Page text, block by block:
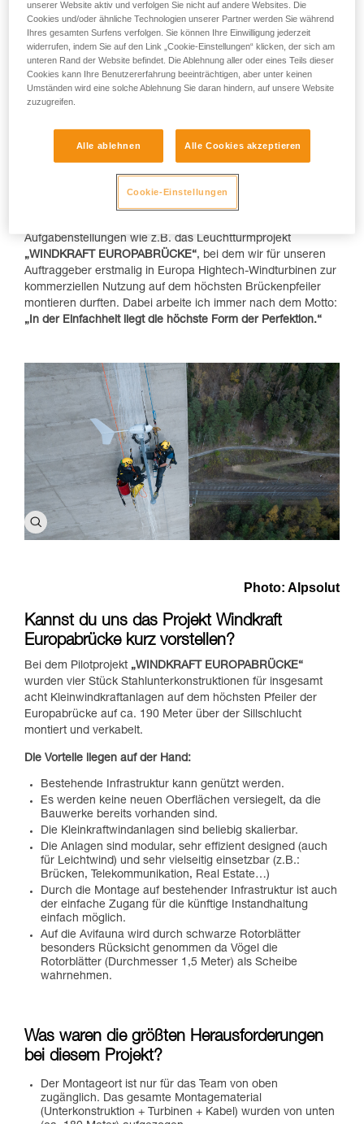
dem Thema Industrieklettern intensiv auseinander,
gründeteoffground solutionsund begann nach international
anerkannten Industriekletter-Standards (IRATA) zu arbeiten
und qualifizierte mich laufend weiter.
Der besondere Reiz liegt für mich in der Kombination aus
Qualitätshandwerk und der Anwendung moderner
auftretenden Gefährdungen und Risiken finde ich als extrem
wichtig. Nicht nur gegenüber mir und meinem Team,
sondern auch gegenüber der Kundschaft und meiner
Familie. Als Vater von zwei Kindern möchte ich jeden Tag am
Abend gesund zu meiner Familie nach Hause kommen.
Aufgabenstellungen wie z.B. das Leuchtturmprojekt
„WINDKRAFT EUROPABRÜCKE“, bei dem wir für unseren
Auftraggeber erstmalig in Europa Hightech-Windturbinen zur
kommerziellen Nutzung auf dem höchsten Brückenpfeiler
montieren durften. Dabei arbeite ich immer nach dem Motto:
„In der Einfachheit liegt die höchste Form der Perfektion.“
Photo: Alpsolut
Kannst du uns das Projekt Windkraft
Europabrücke kurz vorstellen?
Bei dem Pilotprojekt „WINDKRAFT EUROPABRÜCKE“
wurden vier Stück Stahlunterkonstruktionen für insgesamt
acht Kleinwindkraftanlagen auf dem höchsten Pfeiler der
Europabrücke auf ca. 190 Meter über der Sillschlucht
montiert und verkabelt.
Die Vorteile liegen auf der Hand:
Bestehende Infrastruktur kann genützt werden.
Es werden keine neuen Oberflächen versiegelt, da die
Bauwerke bereits vorhanden sind.
Die Kleinkraftwindanlagen sind beliebig skalierbar.
Die Anlagen sind modular, sehr effizient designed (auch
für Leichtwind) und sehr vielseitig einsetzbar (z.B.:
Brücken, Telekommunikation, Real Estate…)
Durch die Montage auf bestehender Infrastruktur ist auch
der einfache Zugang für die künftige Instandhaltung
einfach möglich.
Auf die Avifauna wird durch schwarze Rotorblätter
besonders Rücksicht genommen da Vögel die
Rotorblätter (Durchmesser 1,5 Meter) als Scheibe
wahrnehmen.
Was waren die größten Herausforderungen
bei diesem Projekt?
Der Montageort ist nur für das Team von oben
zugänglich. Das gesamte Montagematerial
(Unterkonstruktion + Turbinen + Kabel) wurden von unten
unserer Website aktiv und verfolgen Sie nicht auf andere Websites. Die
Cookies und/oder ähnliche Technologien unserer Partner werden Sie während
Ihres gesamten Surfens verfolgen. Sie können Ihre Einwilligung jederzeit
widerrufen, indem Sie auf den Link „Cookie-Einstellungen“ klicken, der sich am
unteren Rand der Website befindet. Die Ablehnung aller oder eines Teils dieser
Cookies kann Ihre Benutzererfahrung beeinträchtigen, aber unter keinen
Umständen wird eine solche Ablehnung Sie daran hindern, auf unsere Website
zuzugreifen.
Alle ablehnen Alle Cookies akzeptieren
Cookie-Einstellungen